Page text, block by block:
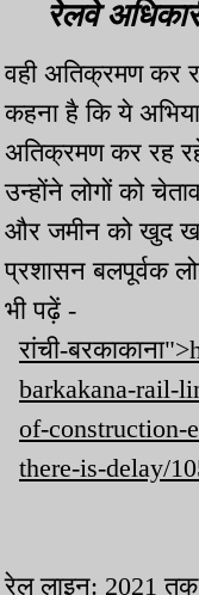
रेलवे
वही अतिक्रमण कर
कहना है कि ये
अतिक्रमण कर रह
उन्होंने लोगों को
और जमीन को खुद
प्रशासन बलपूर्वक
भी पढ़ें -
रांची-
barkakana-rail-
of-construction-
there-is-delay/
रेल लाइन: 2021 तक